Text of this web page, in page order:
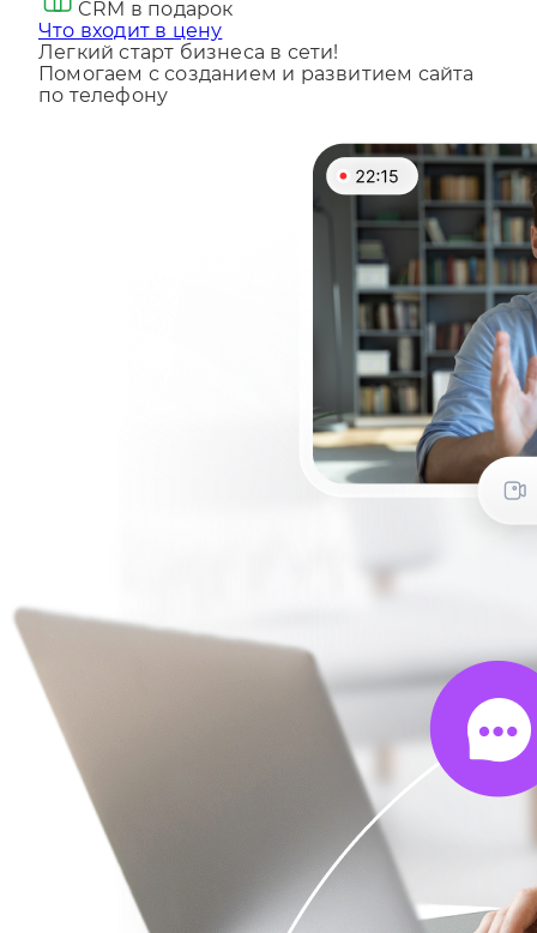
CRM в подарок
Что входит в цену
Легкий старт бизнеса в сети!
Помогаем с созданием и развитием сайта